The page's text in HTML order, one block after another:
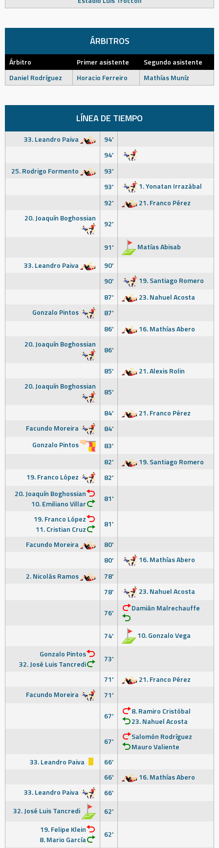
ÁRBITROS
Árbitro Primer asistente
Segundo asistente
Daniel Rodríguez
Horacio Ferreiro Mathías Muníz
LÍNEA DE TIEMPO
33. Leandro Paiva
94'
94'
25. Rodrigo Formento
93'
93'
1. Yonatan Irrazábal
92'
21. Franco Pérez
20. Joaquín Boghossian
92'
91'
Matías Abisab
33. Leandro Paiva
90'
90'
19. Santiago Romero
87'
23. Nahuel Acosta
Gonzalo Pintos
87'
86'
16. Mathías Abero
20. Joaquín Boghossian
86'
85'
21. Alexis Rolin
20. Joaquín Boghossian
85'
84'
21. Franco Pérez
Facundo Moreira
84'
Gonzalo Pintos
83'
82'
19. Santiago Romero
19. Franco López
82'
20. Joaquín Boghossian
10. Emiliano Villar
81'
19. Franco López
11. Cristian Cruz
81'
Facundo Moreira
80'
80'
16. Mathías Abero
2. Nicolás Ramos
78'
78'
23. Nahuel Acosta
76' Damián Malrechauffe
74'
10. Gonzalo Vega
Gonzalo Pintos
32. José Luis Tancredi
73'
71'
21. Franco Pérez
Facundo Moreira
71'
67'
8. Ramiro Cristóbal
23. Nahuel Acosta
67'
Salomón Rodríguez
Mauro Valiente
33. Leandro Paiva
66'
66'
16. Mathías Abero
33. Leandro Paiva
66'
32. José Luis Tancredi
62'
19. Felipe Klein
8. Mario García
62'